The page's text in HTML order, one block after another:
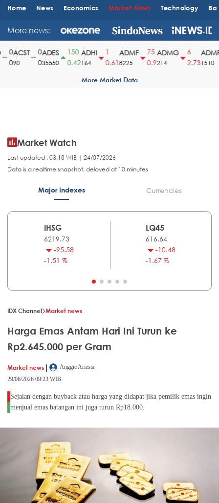
Home News Economics Market News Technology
More news:
ACST
90
ADES
35550
150
0.42
ADHI
164
0.61
ADMF
8225
75
0.9
ADMG
214
2.73
ADMR
1510
More Market Data
Market Watch
Last updated : 03.18 WIB | 24/07/2026
Data is a realtime snapshot, delayed at 10 minutes
Major Indexes Currencies
IHSG
6219.73
-95.58
-1.51 %
LQ45
616.64
-10.48
-1.67 %
IDX Channel Market news
Harga Emas Antam Hari Ini Turun ke
Rp2.645.000 per Gram
Market news |
Anggie Ariesta
29/06/2026 09:23 WIB
Sejalan dengan buyback atau harga yang didapat jika pemilik emas ingin
menjual emas batangan ini juga turun Rp18.000.